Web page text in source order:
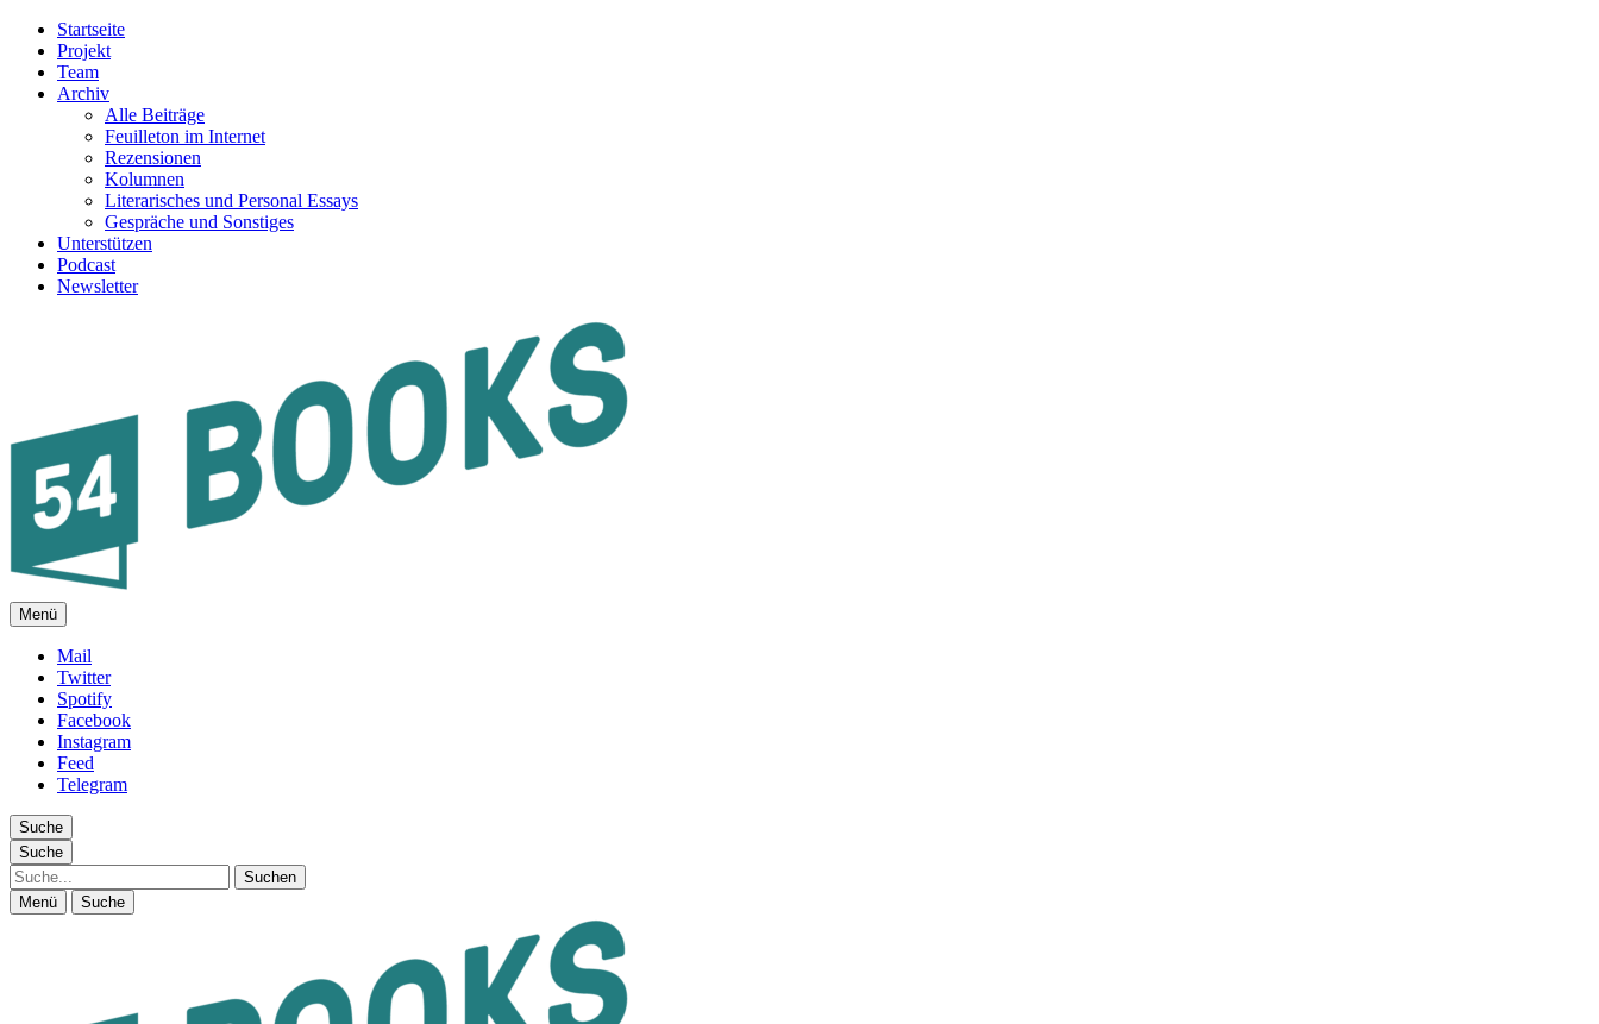
Startseite
Projekt
Team
Archiv
Alle Beiträge
Feuilleton im Internet
Rezensionen
Kolumnen
Literarisches und Personal Essays
Gespräche und Sonstiges
Unterstützen
Podcast
Newsletter
FEUILLETON IM INTERNET
Menü
Mail
Twitter
Spotify
Facebook
Instagram
Feed
Telegram
Suche
Suche
Suche
Menü Suche